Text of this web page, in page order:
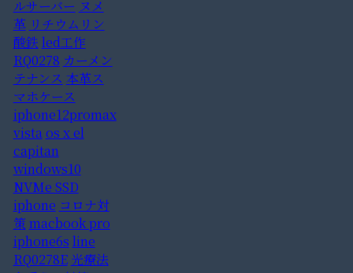
ルサーバー ヌメ
革 リチウムリン
酸鉄 led工作
RQ0278 カーメン
テナンス 本革ス
マホケース
iphone12promax
vistaos x el
capitan
windows10
NVMe SSD
iphone コロナ対
策macbook pro
iphone6s line
RQ0278E 光療法